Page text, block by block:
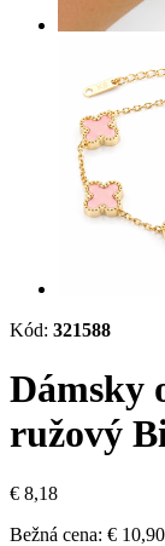
Kód: 321588
Dámsky
ružový
€ 8,18
Bežná cena: € 10,90